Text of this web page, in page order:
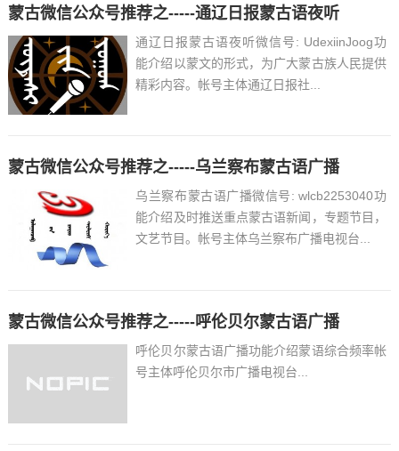
https://mp.weixin.q...
蒙古微信公众号推荐之-----通辽日报蒙古语夜听
通辽日报蒙古语夜听微信号: UdexiinJoog功
能介绍以蒙文的形式，为广大蒙古族人民提供
精彩内容。帐号主体通辽日报社...
蒙古微信公众号推荐之-----乌兰察布蒙古语广播
乌兰察布蒙古语广播微信号: wlcb2253040功
能介绍及时推送重点蒙古语新闻，专题节目，
文艺节目。帐号主体乌兰察布广播电视台...
蒙古微信公众号推荐之-----呼伦贝尔蒙古语广播
呼伦贝尔蒙古语广播功能介绍蒙语综合频率帐
号主体呼伦贝尔市广播电视台...